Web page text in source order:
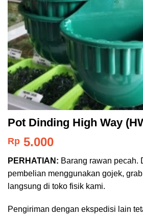
Pot Dinding High Way
Rp 5.000
PERHATIAN: Barang rawan pecah.
pembelian menggunakan gojek,
langsung di toko fisik kami.
Pengiriman dengan ekspedisi lain